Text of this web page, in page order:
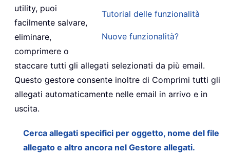
Tutorial delle funzionalità
Nuove funzionalità?
utility, puoi
facilmente salvare,
eliminare,
comprimere o
staccare tutti gli allegati selezionati da più email.
Questo gestore consente inoltre di Comprimi tutti gli
allegati automaticamente nelle email in arrivo e in
uscita.
Cerca allegati specifici per oggetto, nome del file
allegato e altro ancora nel Gestore allegati.